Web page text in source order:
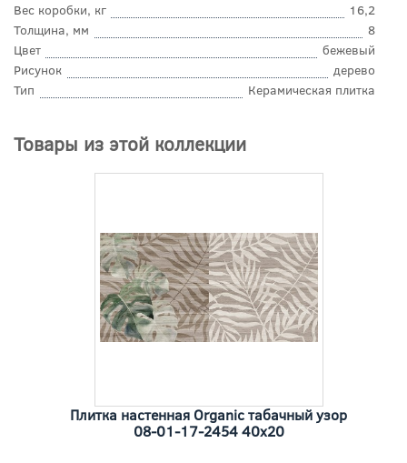
Вес коробки, кг
16,2
Толщина, мм
8
Цвет
бежевый
Рисунок
дерево
Тип
Керамическая плитка
Товары из этой коллекции
Плитка настенная Organic табачный узор
08-01-17-2454 40x20